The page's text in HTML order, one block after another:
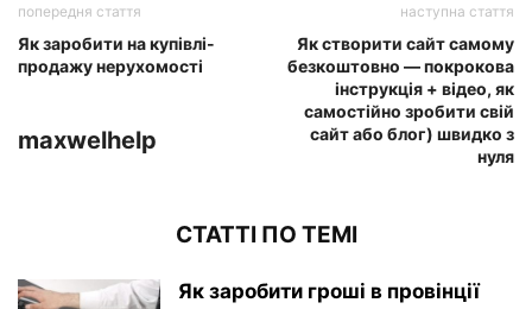
попередня стаття
Як заробити на купівлі-
продажу нерухомості
наступна стаття
Як створити сайт самому
безкоштовно — покрокова
інструкція + відео, як
самостійно зробити свій
сайт або блог) швидко з
нуля
maxwelhelp
СТАТТІ ПО ТЕМІ
Як заробити гроші в провінції